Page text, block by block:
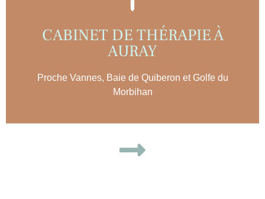
CABINET DE THÉRAPIE À
AURAY​
Proche Vannes, Baie de Quiberon et Golfe du
Morbihan